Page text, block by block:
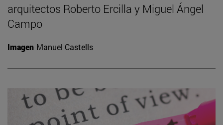
arquitectos Roberto Ercilla y Miguel Ángel
Campo
Imagen Manuel Castells